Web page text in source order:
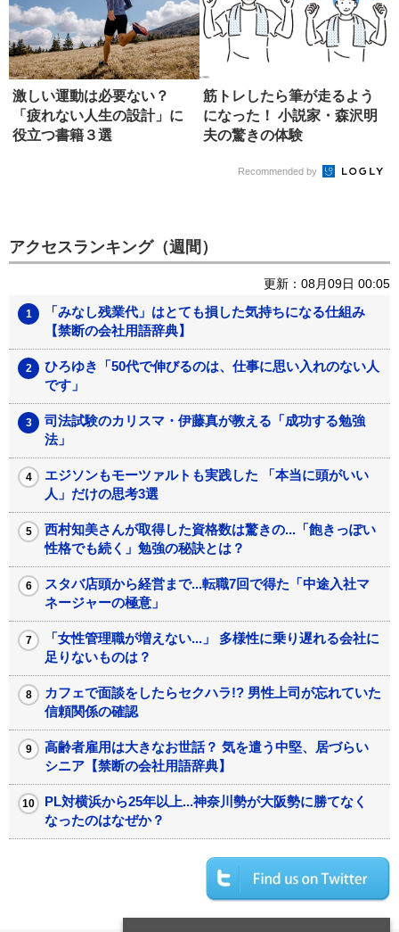
激しい運動は必要ない？
「疲れない人生の設計」に
役立つ書籍３選
筋トレしたら筆が走るよう
になった！ 小説家・森沢明
夫の驚きの体験
Recommended by
アクセスランキング（週間）
更新：08月09日 00:05
「みなし残業代」はとても損した気持ちになる仕組み
【禁断の会社用語辞典】
ひろゆき「50代で伸びるのは、仕事に思い入れのない人
です」
司法試験のカリスマ・伊藤真が教える「成功する勉強
法」
エジソンもモーツァルトも実践した 「本当に頭がいい
人」だけの思考3選
西村知美さんが取得した資格数は驚きの...「飽きっぽい
性格でも続く」勉強の秘訣とは？
スタバ店頭から経営まで...転職7回で得た「中途入社マ
ネージャーの極意」
「女性管理職が増えない...」 多様性に乗り遅れる会社に
足りないものは？
カフェで面談をしたらセクハラ!? 男性上司が忘れていた
信頼関係の確認
高齢者雇用は大きなお世話？ 気を遣う中堅、居づらい
シニア【禁断の会社用語辞典】
PL対横浜から25年以上...神奈川勢が大阪勢に勝てなく
なったのはなぜか？